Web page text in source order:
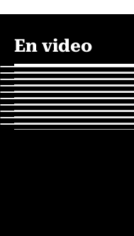
En video